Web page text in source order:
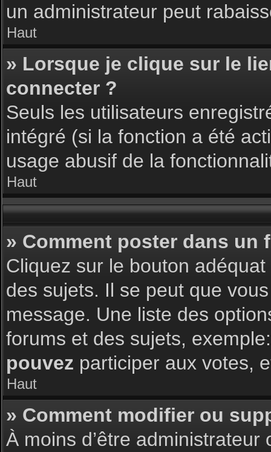
un administrateur peut
Haut
» Lorsque je clique sur le
connecter ?
Seuls les utilisateurs
intégré (si la fonction a été
usage abusif de la
Haut
» Comment poster dans un
Cliquez sur le bouton
des sujets. Il se peut que
message. Une liste des
forums et des sujets,
pouvez participer aux votes,
Haut
» Comment modifier ou
À moins d’être